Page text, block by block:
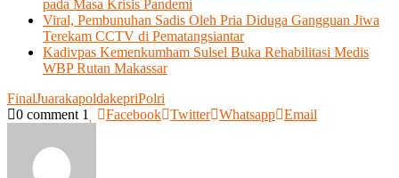
pada Masa Krisis Pandemi
Viral, Pembunuhan Sadis Oleh Pria Diduga Gangguan Jiwa
Terekam CCTV di Pematangsiantar
Kadivpas Kemenkumham Sulsel Buka Rehabilitasi Medis
WBP Rutan Makassar
FinalJuarakapoldakepriPolri
0 comment 1 Facebook Twitter Whatsapp Email